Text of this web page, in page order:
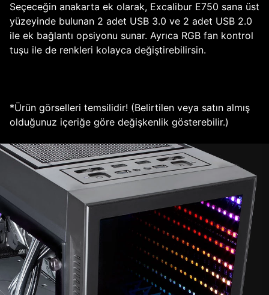
Seçeceğin anakarta ek olarak, Excalibur E750 sana üst
yüzeyinde bulunan 2 adet USB 3.0 ve 2 adet USB 2.0
ile ek bağlantı opsiyonu sunar. Ayrıca RGB fan kontrol
tuşu ile de renkleri kolayca değiştirebilirsin.
*Ürün görselleri temsilidir! (Belirtilen veya satın almış
olduğunuz içeriğe göre değişkenlik gösterebilir.)